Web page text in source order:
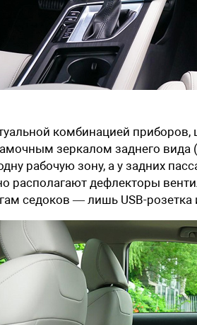
комбинацией
зеркалом заднего вида
рабочую зону, а у задних
располагают дефлекторы
седоков — лишь USB-розетка